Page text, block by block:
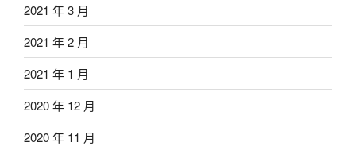
2021 年 3 月
2021 年 2 月
2021 年 1 月
2020 年 12 月
2020 年 11 月